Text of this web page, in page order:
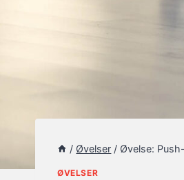
/ Øvelser / Øvelse:
ØVELSER